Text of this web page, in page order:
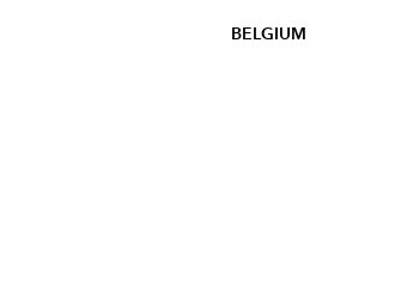
BELGIUM